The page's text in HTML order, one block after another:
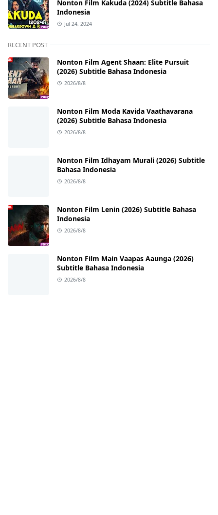
Nonton Film Kakuda (2024) Subtitle Bahasa
Indonesia
Jul 24, 2024
RECENT POST
Nonton Film Agent Shaan: Elite Pursuit
(2026) Subtitle Bahasa Indonesia
2026/8/8
Nonton Film Moda Kavida Vaathavarana
(2026) Subtitle Bahasa Indonesia
2026/8/8
Nonton Film Idhayam Murali (2026) Subtitle
Bahasa Indonesia
2026/8/8
Nonton Film Lenin (2026) Subtitle Bahasa
Indonesia
2026/8/8
Nonton Film Main Vaapas Aaunga (2026)
Subtitle Bahasa Indonesia
2026/8/8